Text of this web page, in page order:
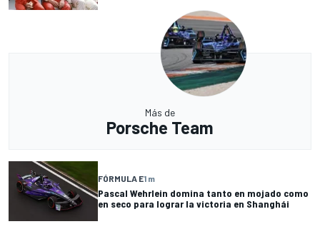
Más de
Porsche Team
FÓRMULA E1 m
Pascal Wehrlein domina tanto en mojado como
en seco para lograr la victoria en Shanghái